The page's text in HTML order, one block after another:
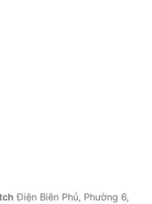
Điện Biên Phủ, Phường 6,